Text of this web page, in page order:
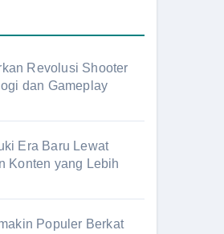
Revolusi Shooter
dan Gameplay
Era Baru Lewat
Konten yang Lebih
Populer Berkat